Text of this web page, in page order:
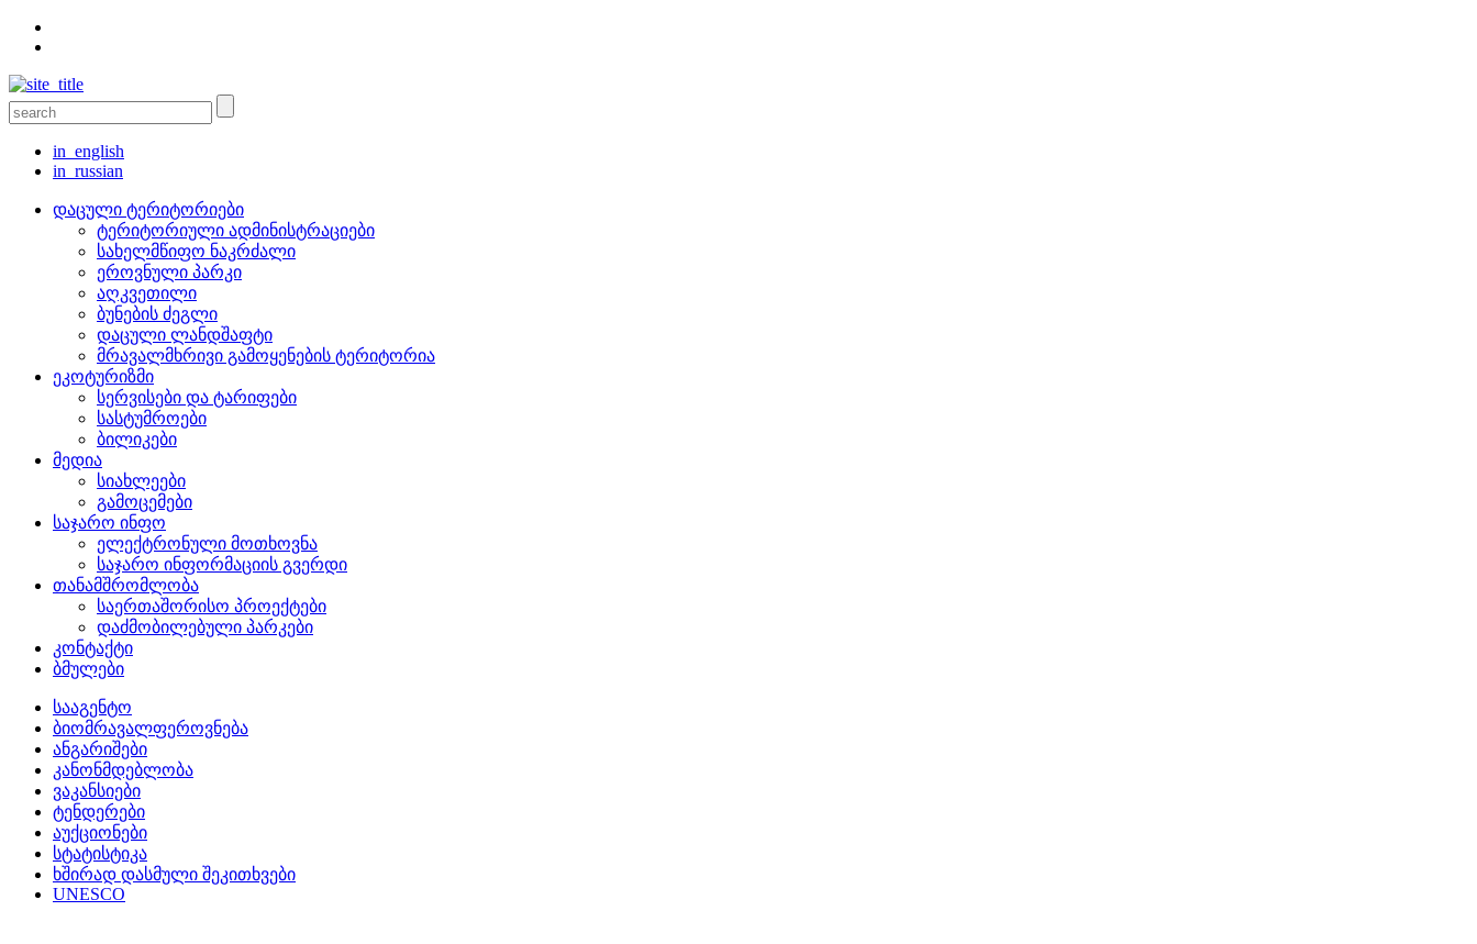
in_english
in_russian
დაცული ტერიტორიები
ტერიტორიული ადმინისტრაციები
სახელმწიფო ნაკრძალი
ეროვნული პარკი
აღკვეთილი
ბუნების ძეგლი
დაცული ლანდშაფტი
მრავალმხრივი გამოყენების ტერიტორია
ეკოტურიზმი
სერვისები და ტარიფები
სასტუმროები
ბილიკები
მედია
სიახლეები
გამოცემები
საჯარო ინფო
ელექტრონული მოთხოვნა
საჯარო ინფორმაციის გვერდი
თანამშრომლობა
საერთაშორისო პროექტები
დაძმობილებული პარკები
კონტაქტი
ბმულები
სააგენტო
ბიომრავალფეროვნება
ანგარიშები
კანონმდებლობა
ვაკანსიები
ტენდერები
აუქციონები
სტატისტიკა
ხშირად დასმული შეკითხვები
UNESCO